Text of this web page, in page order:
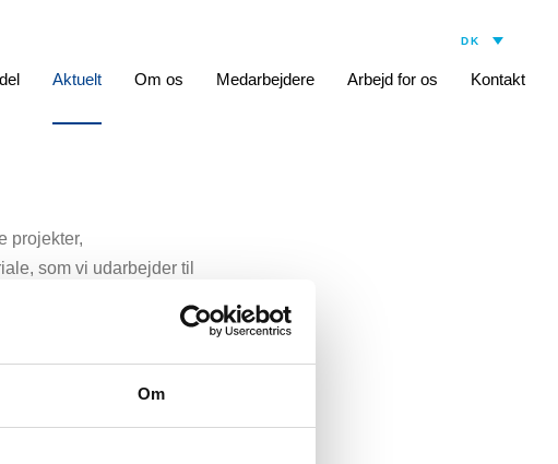
Om
Aktuelt Om os Medarbejdere Arbejd for os Kontakt
projekter,
som vi udarbejder til
Hun fik sin
først som
Affairs og kvindesundhed.